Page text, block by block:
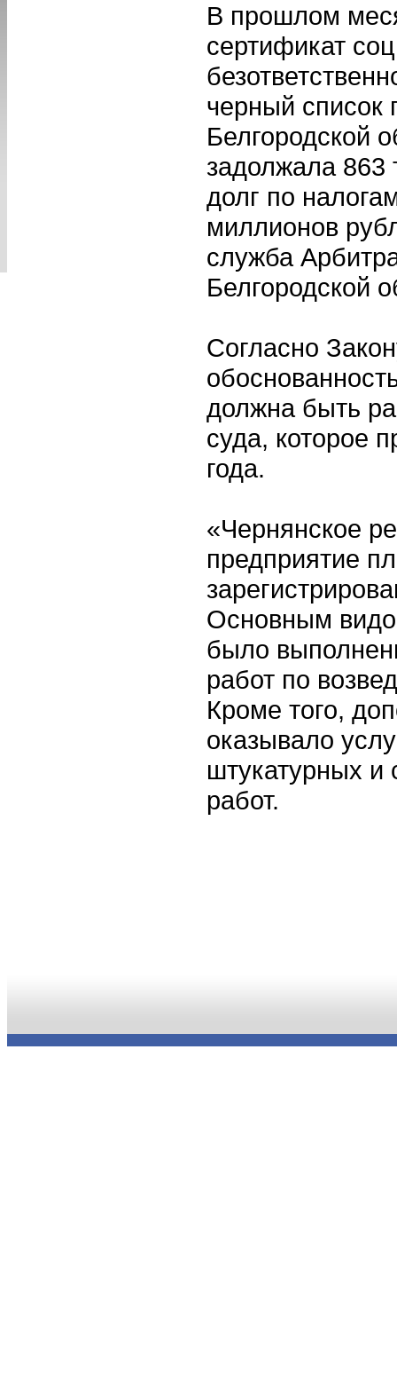
В прошлом
сертификат
черный список
Белгородской
задолжала 863
долг по
миллионов
служба
Белгородской
Согласно
должна быть
суда, которое
года.
«Чернянское
предприятие
Основным
было
работ по
Кроме того,
оказывало
штукатурных и
работ.